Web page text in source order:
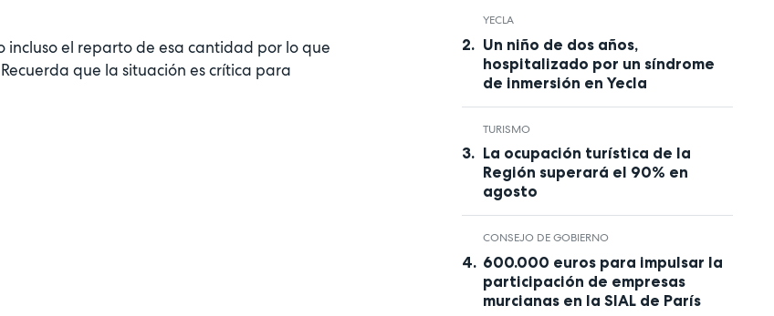
incluso el reparto de esa cantidad por lo que
que la situación es crítica para
YECLA
Un niño de dos años,
hospitalizado por un síndrome
de inmersión en Yecla
TURISMO
La ocupación turística de la
Región superará el 90% en
agosto
CONSEJO DE GOBIERNO
600.000 euros para impulsar la
participación de empresas
murcianas en la SIAL de París